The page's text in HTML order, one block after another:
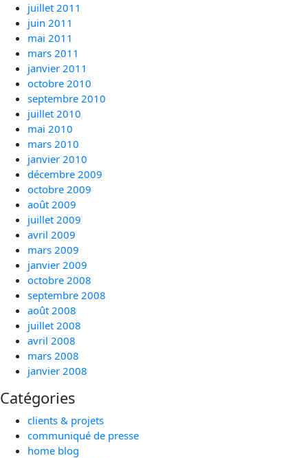
juillet 2011
juin 2011
mai 2011
mars 2011
janvier 2011
octobre 2010
septembre 2010
juillet 2010
mai 2010
mars 2010
janvier 2010
décembre 2009
octobre 2009
août 2009
juillet 2009
avril 2009
mars 2009
janvier 2009
octobre 2008
septembre 2008
août 2008
juillet 2008
avril 2008
mars 2008
janvier 2008
Catégories
clients & projets
communiqué de presse
home blog